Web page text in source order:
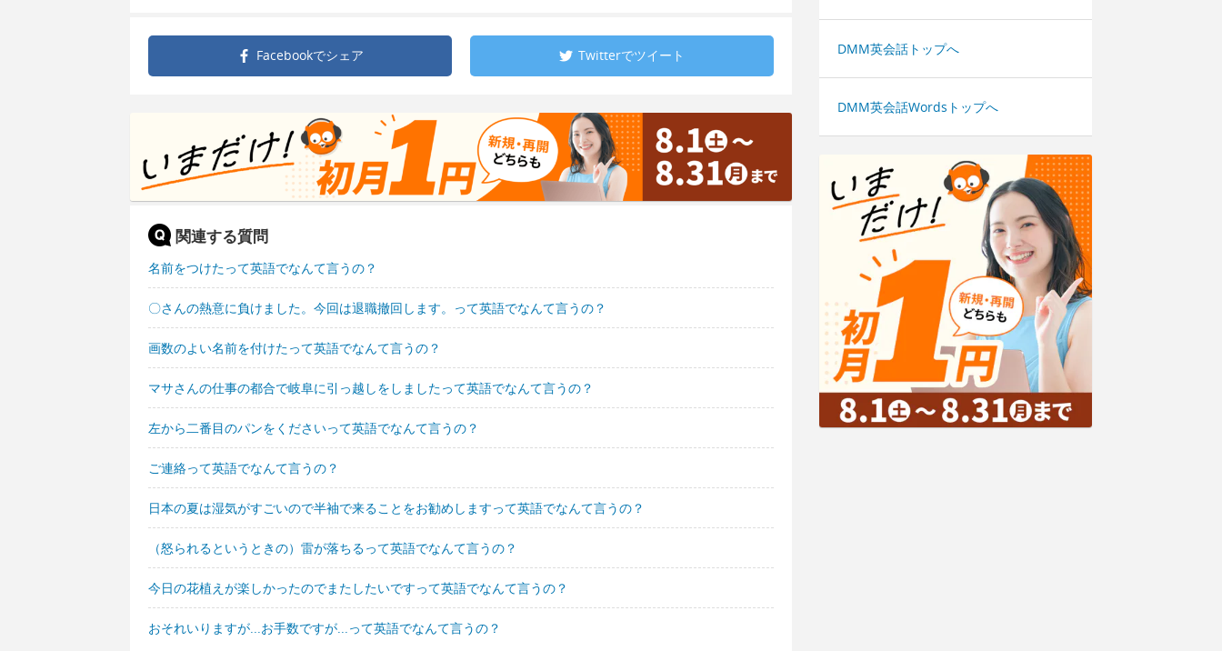
Facebookでシェア Twitterでツイート
関連する質問
名前をつけたって英語でなんて言うの？
〇さんの熱意に負けました。今回は退職撤回します。って英語でなんて言うの？
画数のよい名前を付けたって英語でなんて言うの？
マサさんの仕事の都合で岐阜に引っ越しをしましたって英語でなんて言うの？
左から二番目のパンをくださいって英語でなんて言うの？
ご連絡って英語でなんて言うの？
日本の夏は湿気がすごいので半袖で来ることをお勧めしますって英語でなんて言うの？
（怒られるというときの）雷が落ちるって英語でなんて言うの？
今日の花植えが楽しかったのでまたしたいですって英語でなんて言うの？
おそれいりますが...お手数ですが...って英語でなんて言うの？
DMM英会話トップへ
DMM英会話Wordsトップへ